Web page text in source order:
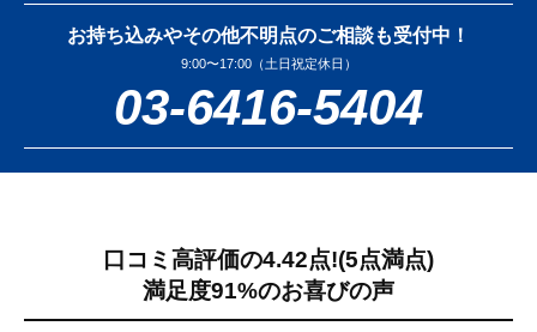
お持ち込みやその他不明点のご相談も受付中！
9:00〜17:00（土日祝定休日）
03-6416-5404
口コミ高評価の4.42点!(5点満点)
満足度91%のお喜びの声